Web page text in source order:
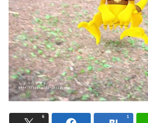
6 1